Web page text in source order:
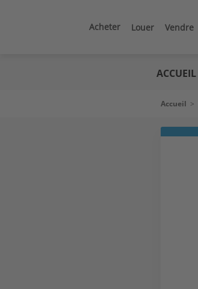
Acheter Louer Vendre
ACCUEIL
Fil
Accueil >